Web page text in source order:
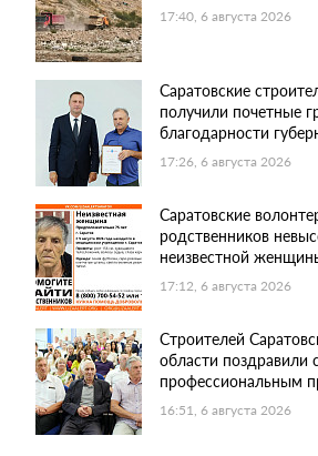
17:40, 6 августа 2026
Саратовские
получили почетные
благодарности
17:26, 6 августа 2026
Саратовские
родственников
неизвестной
17:12, 6 августа 2026
Строителей
области поздравили
профессиональным
16:51, 6 августа 2026